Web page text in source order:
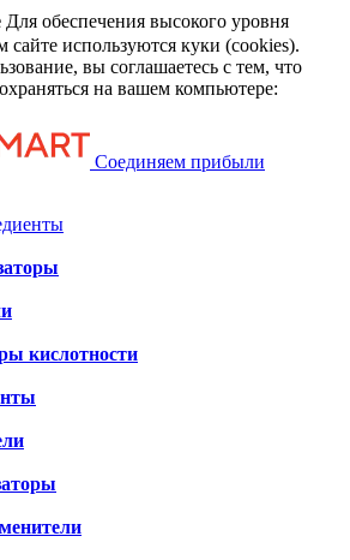
Для обеспечения высокого уровня
сайте используются куки (cookies).
вы соглашаетесь с тем, что
на вашем компьютере:
Соединяем прибыли
кислотности